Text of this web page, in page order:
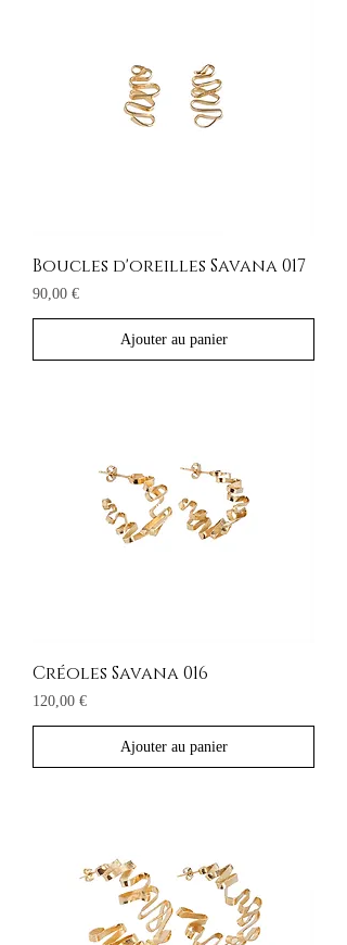
Boucles d'oreilles Savana 017
Prix
90,00 €
Ajouter au panier
Créoles Savana 016
Prix
120,00 €
Ajouter au panier